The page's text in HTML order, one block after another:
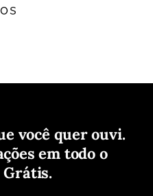
você quer ouvi.
em todo o
Grátis.